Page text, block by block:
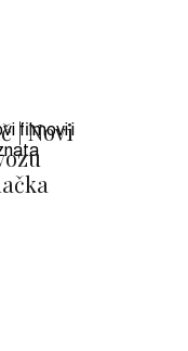
| Novi